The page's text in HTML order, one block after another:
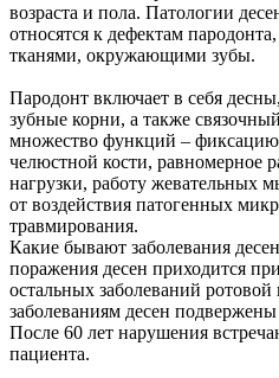
возраста и пола. Патологии
относятся к дефектам
тканями, окружающими зубы.
Пародонт включает в себя
зубные корни, а также
множество функций – фиксацию
челюстной кости, равномерное
нагрузки, работу жевательных
от воздействия патогенных
травмирования.
Какие бывают заболевания
поражения десен приходится
остальных заболеваний
заболеваниям десен
После 60 лет нарушения
пациента.